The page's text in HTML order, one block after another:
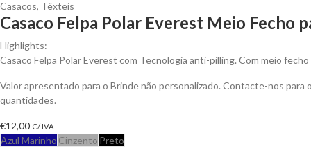
Casacos, Têxteis
Casaco Felpa Polar Everest Meio Fecho
Highlights:
Casaco Felpa Polar Everest com Tecnologia anti-pilling. Com meio
Valor apresentado para o Brinde não personalizado. Contacte-nos
quantidades.
€12,00 C/ IVA
Azul Marinho Cinzento Preto